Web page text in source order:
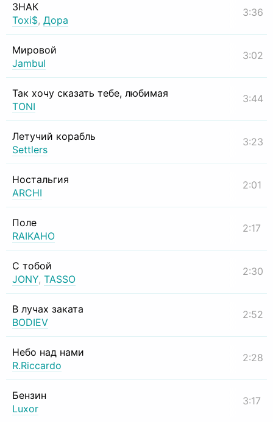
ЗНАК
Toxi$, Дора
3:36
Мировой
Jambul
3:02
Так хочу сказать тебе, любимая
TONI
3:44
Летучий корабль
Settlers
3:23
Ностальгия
ARCHI
2:01
Поле
RAIKAHO
2:17
С тобой
JONY, TASSO
2:30
В лучах заката
BODIEV
2:52
Небо над нами
R.Riccardo
2:28
Бензин
Luxor
3:17